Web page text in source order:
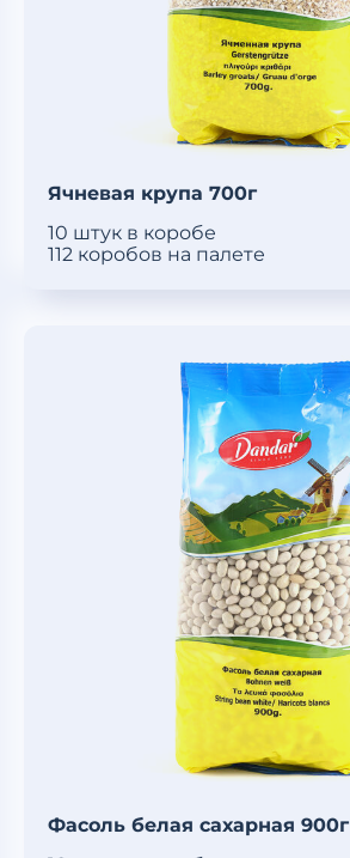
Ячневая крупа 700г
10 штук в коробе
112 коробов на палете
Фасоль белая сахарная 900г